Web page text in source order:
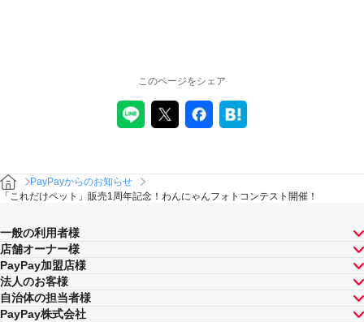
このページをシェア
PayPayからのお知らせ
「これだけペット」販売1周年記念！わんにゃんフォトコンテスト開催！
一般の利用者様
店舗オーナー様
PayPay加盟店様
法人のお客様
自治体の担当者様
PayPay株式会社